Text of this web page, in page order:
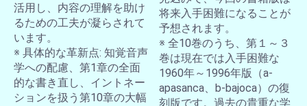
活用し、内容の理解を助け
るための工夫が凝らされて
います。
※ 具体的な革新点: 知覚音声
学への配慮、第1章の全面
的な書き直し、イントネー
ションを扱う第10章の大幅
将来入手困難になることが
予想されます。
※ 全10巻のうち、第１～３
巻は現在では入手困難な
1960年～1996年版（a-
apasanca、b-bajoca）の復
刻版です。過去の貴重な学